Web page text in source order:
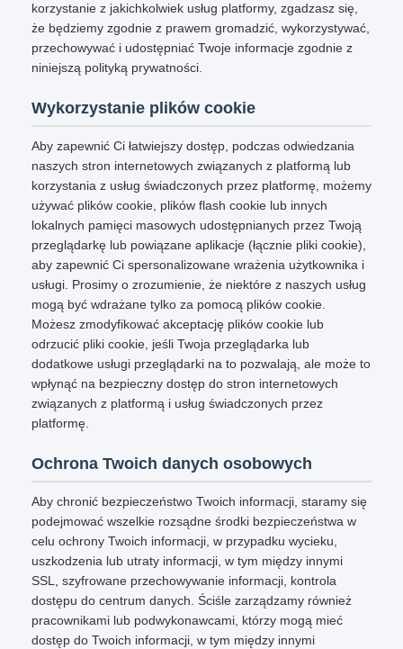
korzystanie z jakichkolwiek usług platformy, zgadzasz się,
że będziemy zgodnie z prawem gromadzić, wykorzystywać,
przechowywać i udostępniać Twoje informacje zgodnie z
niniejszą polityką prywatności.
Wykorzystanie plików cookie
Aby zapewnić Ci łatwiejszy dostęp, podczas odwiedzania
naszych stron internetowych związanych z platformą lub
korzystania z usług świadczonych przez platformę, możemy
używać plików cookie, plików flash cookie lub innych
lokalnych pamięci masowych udostępnianych przez Twoją
przeglądarkę lub powiązane aplikacje (łącznie pliki cookie),
aby zapewnić Ci spersonalizowane wrażenia użytkownika i
usługi. Prosimy o zrozumienie, że niektóre z naszych usług
mogą być wdrażane tylko za pomocą plików cookie.
Możesz zmodyfikować akceptację plików cookie lub
odrzucić pliki cookie, jeśli Twoja przeglądarka lub
dodatkowe usługi przeglądarki na to pozwalają, ale może to
wpłynąć na bezpieczny dostęp do stron internetowych
związanych z platformą i usług świadczonych przez
platformę.
Ochrona Twoich danych osobowych
Aby chronić bezpieczeństwo Twoich informacji, staramy się
podejmować wszelkie rozsądne środki bezpieczeństwa w
celu ochrony Twoich informacji, w przypadku wycieku,
uszkodzenia lub utraty informacji, w tym między innymi
SSL, szyfrowane przechowywanie informacji, kontrola
dostępu do centrum danych. Ściśle zarządzamy również
pracownikami lub podwykonawcami, którzy mogą mieć
dostęp do Twoich informacji, w tym między innymi